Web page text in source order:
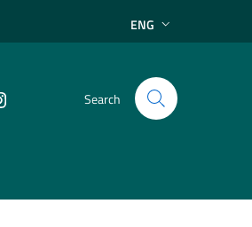
ENG
Search